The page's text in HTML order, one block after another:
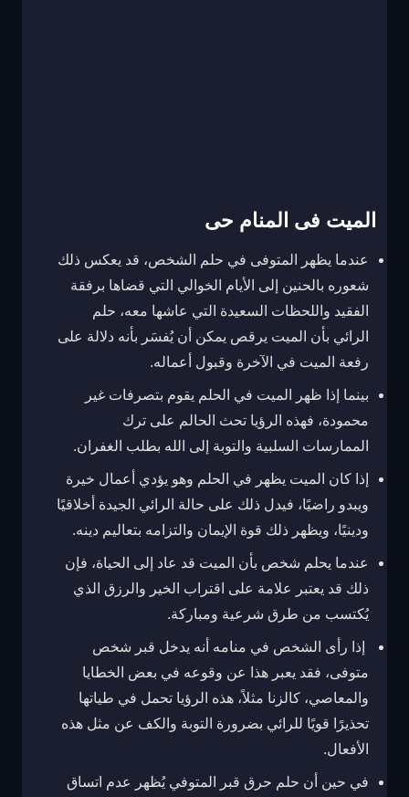
الميت فى المنام حى
عندما يظهر المتوفى في حلم الشخص، قد يعكس ذلك
شعوره بالحنين إلى الأيام الخوالي التي قضاها برفقة
الفقيد واللحظات السعيدة التي عاشها معه، حلم
الرائي بأن الميت يرقص يمكن أن يُفسَر بأنه دلالة على
رفعة الميت في الآخرة وقبول أعماله.
بينما إذا ظهر الميت في الحلم يقوم بتصرفات غير
محمودة، فهذه الرؤيا تحث الحالم على ترك
الممارسات السلبية والتوبة إلى الله بطلب الغفران.
إذا كان الميت يظهر في الحلم وهو يؤدي أعمال خيرة
ويبدو راضيًا، فيدل ذلك على حالة الرائي الجيدة أخلاقيًا
ودينيًا، ويظهر ذلك قوة الإيمان والتزامه بتعاليم دينه.
عندما يحلم شخص بأن الميت قد عاد إلى الحياة، فإن
ذلك قد يعتبر علامة على اقتراب الخير والرزق الذي
يُكتسب من طرق شرعية ومباركة.
إذا رأى الشخص في منامه أنه يدخل قبر شخص
متوفى، فقد يعبر هذا عن وقوعه في بعض الخطايا
والمعاصي، كالزنا مثلاً، هذه الرؤيا تحمل في طياتها
تحذيرًا قويًا للرائي بضرورة التوبة والكف عن مثل هذه
الأفعال.
في حين أن حلم حرق قبر المتوفي يُظهر عدم اتساق